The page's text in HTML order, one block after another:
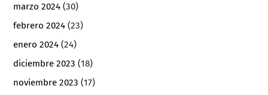
marzo 2024 (30)
febrero 2024 (23)
enero 2024 (24)
diciembre 2023 (18)
noviembre 2023 (17)